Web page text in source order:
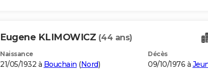
Eugene KLIMOWICZ (44 ans)
Naissance
21/05/1932 à Bouchain (Nord)
Décès
09/10/1976 à